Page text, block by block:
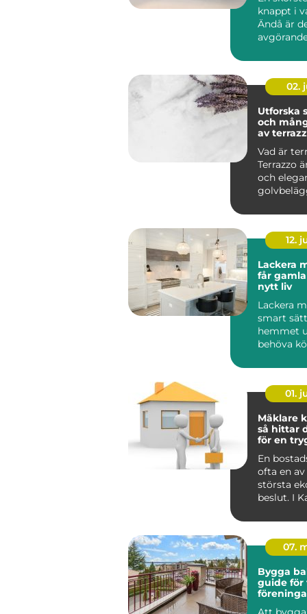
knappt i
Ändå är
värmek...
02.
Utforska
och
av
Vad är
Terrazzo
och
12.
Lackera
får
nytt liv
Lackera
smart
hemmet
behöva
01.
Mäklare
så hittar
för en
En
ofta en
största
beslut. I
dessut...
07.
Bygga
guide för